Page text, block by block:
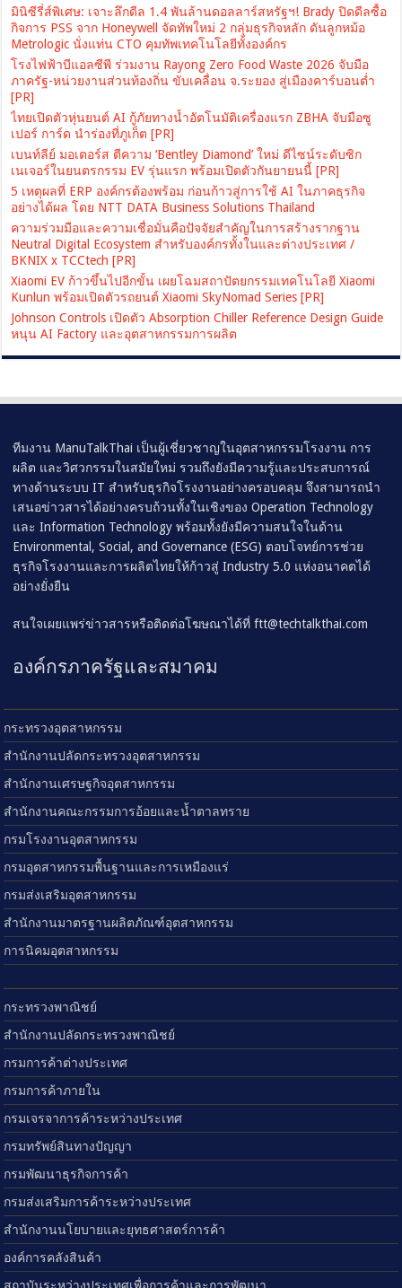
มินิซีรี่ส์พิเศษ: เจาะลึกดีล 1.4 พันล้านดอลลาร์สหรัฐฯ! Brady ปิดดีลซื้อ
กิจการ PSS จาก Honeywell จัดทัพใหม่ 2 กลุ่มธุรกิจหลัก ดันลูกหม้อ
Metrologic นั่งแท่น CTO คุมทัพเทคโนโลยีทั้งองค์กร
โรงไฟฟ้าบีแอลซีพี ร่วมงาน Rayong Zero Food Waste 2026 จับมือ
ภาครัฐ-หน่วยงานส่วนท้องถิ่น ขับเคลื่อน จ.ระยอง สู่เมืองคาร์บอนต่ำ
[PR]
ไทยเปิดตัวหุ่นยนต์ AI กู้ภัยทางน้ำอัตโนมัติเครื่องแรก ZBHA จับมือซู
เปอร์ การ์ด นำร่องที่ภูเก็ต [PR]
เบนท์ลีย์ มอเตอร์ส ตีความ ‘Bentley Diamond’ ใหม่ ดีไซน์ระดับซิก
เนเจอร์ในยนตรกรรม EV รุ่นแรก พร้อมเปิดตัวกันยายนนี้ [PR]
5 เหตุผลที่ ERP องค์กรต้องพร้อม ก่อนก้าวสู่การใช้ AI ในภาคธุรกิจ
อย่างได้ผล โดย NTT DATA Business Solutions Thailand
ความร่วมมือและความเชื่อมั่นคือปัจจัยสำคัญในการสร้างรากฐาน
Neutral Digital Ecosystem สำหรับองค์กรทั้งในและต่างประเทศ /
BKNIX x TCCtech [PR]
Xiaomi EV ก้าวขึ้นไปอีกขั้น เผยโฉมสถาปัตยกรรมเทคโนโลยี Xiaomi
Kunlun พร้อมเปิดตัวรถยนต์ Xiaomi SkyNomad Series [PR]
Johnson Controls เปิดตัว Absorption Chiller Reference Design Guide
หนุน AI Factory และอุตสาหกรรมการผลิต
ทีมงาน ManuTalkThai เป็นผู้เชี่ยวชาญในอุตสาหกรรมโรงงาน การ
ผลิต และวิศวกรรมในสมัยใหม่ รวมถึงยังมีความรู้และประสบการณ์
ทางด้านระบบ IT สำหรับธุรกิจโรงงานอย่างครอบคลุม จึงสามารถนำ
เสนอข่าวสารได้อย่างครบถ้วนทั้งในเชิงของ Operation Technology
และ Information Technology พร้อมทั้งยังมีความสนใจในด้าน
Environmental, Social, and Governance (ESG) ตอบโจทย์การช่วย
ธุรกิจโรงงานและการผลิตไทยให้ก้าวสู่ Industry 5.0 แห่งอนาคตได้
อย่างยั่งยืน
สนใจเผยแพร่ข่าวสารหรือติดต่อโฆษณาได้ที่ftt@techtalkthai.com
องค์กรภาครัฐและสมาคม
กระทรวงอุตสาหกรรม
สำนักงานปลัดกระทรวงอุตสาหกรรม
สำนักงานเศรษฐกิจอุตสาหกรรม
สำนักงานคณะกรรมการอ้อยและน้ำตาลทราย
กรมโรงงานอุตสาหกรรม
กรมอุตสาหกรรมพื้นฐานและการเหมืองแร่
กรมส่งเสริมอุตสาหกรรม
สำนักงานมาตรฐานผลิตภัณฑ์อุตสาหกรรม
การนิคมอุตสาหกรรม
กระทรวงพาณิชย์
สำนักงานปลัดกระทรวงพาณิชย์
กรมการค้าต่างประเทศ
กรมการค้าภายใน
กรมเจรจาการค้าระหว่างประเทศ
กรมทรัพย์สินทางปัญญา
กรมพัฒนาธุรกิจการค้า
กรมส่งเสริมการค้าระหว่างประเทศ
สำนักงานนโยบายและยุทธศาสตร์การค้า
องค์การคลังสินค้า